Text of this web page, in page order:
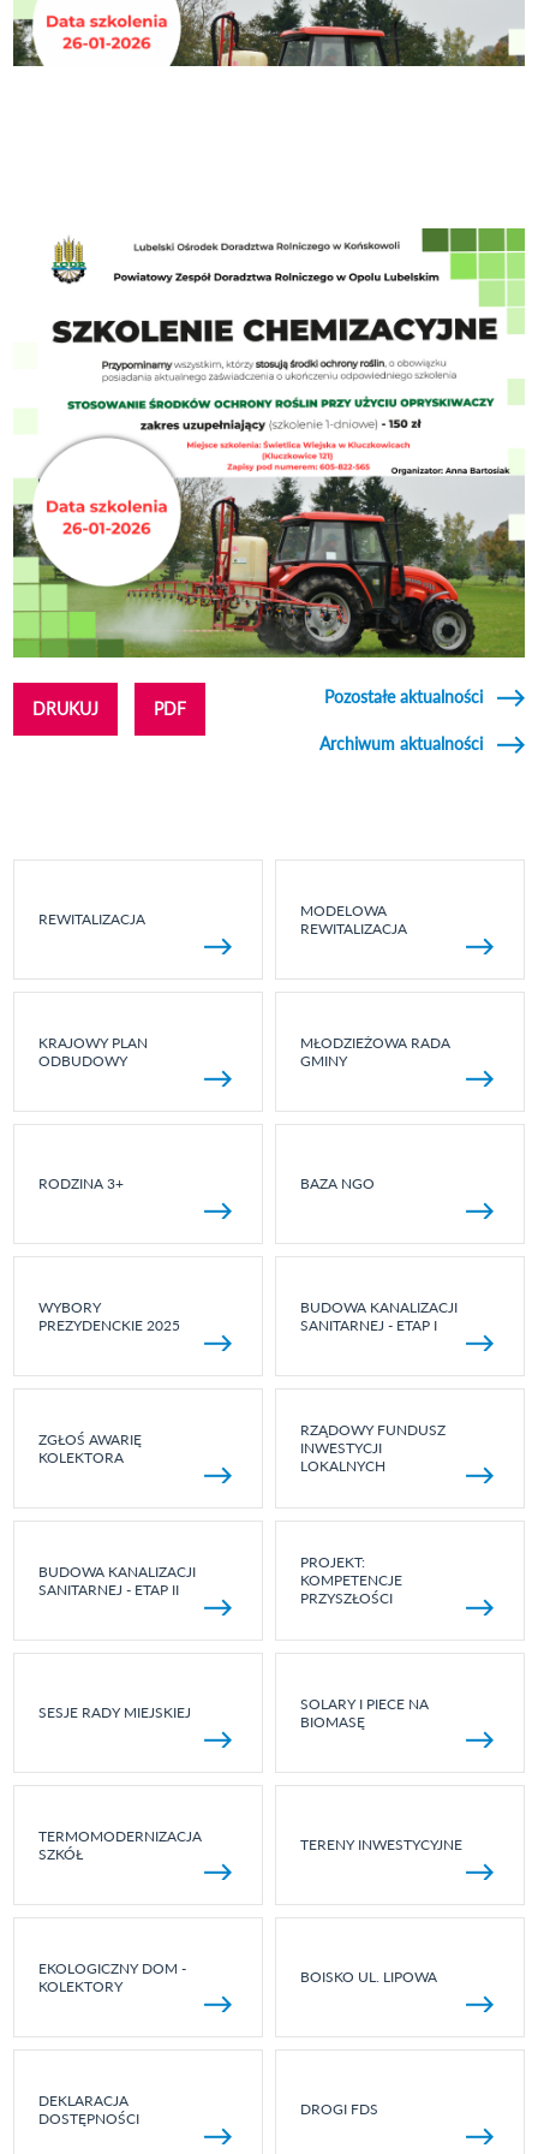
DRUKUJ PDF
Pozostałe aktualności
Archiwum aktualności
REWITALIZACJA
MODELOWA
REWITALIZACJA
KRAJOWY PLAN
ODBUDOWY
MŁODZIEŻOWA RADA
GMINY
RODZINA 3+ BAZA NGO
WYBORY
PREZYDENCKIE 2025
BUDOWA KANALIZACJI
SANITARNEJ - ETAP I
ZGŁOŚ AWARIĘ
KOLEKTORA
RZĄDOWY FUNDUSZ
INWESTYCJI
LOKALNYCH
BUDOWA KANALIZACJI
SANITARNEJ - ETAP II
PROJEKT:
KOMPETENCJE
PRZYSZŁOŚCI
SESJE RADY MIEJSKIEJ
SOLARY I PIECE NA
BIOMASĘ
TERMOMODERNIZACJA
SZKÓŁ
TERENY INWESTYCYJNE
EKOLOGICZNY DOM -
KOLEKTORY
BOISKO UL. LIPOWA
DEKLARACJA
DOSTĘPNOŚCI
DROGI FDS